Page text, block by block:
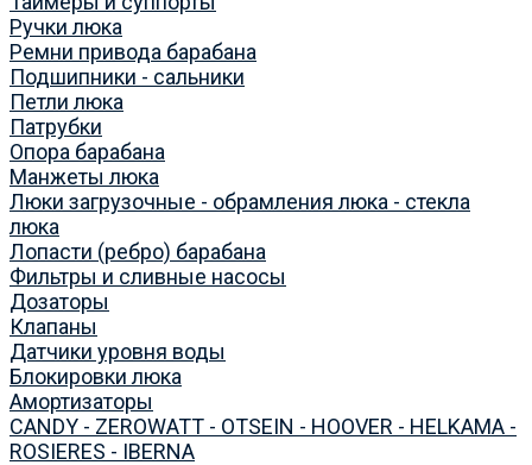
Ручки люка
Ремни привода барабана
Подшипники - сальники
Петли люка
Патрубки
Опора барабана
Манжеты люка
Люки загрузочные - обрамления люка - стекла
люка
Лопасти (ребро) барабана
Фильтры и сливные насосы
Дозаторы
Клапаны
Датчики уровня воды
Блокировки люка
Амортизаторы
CANDY - ZEROWATT - OTSEIN - HOOVER - HELKAMA -
ROSIERES - IBERNA